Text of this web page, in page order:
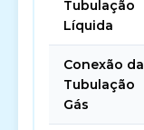
Tubulação
Líquida
Conexão da
Tubulação
Gás